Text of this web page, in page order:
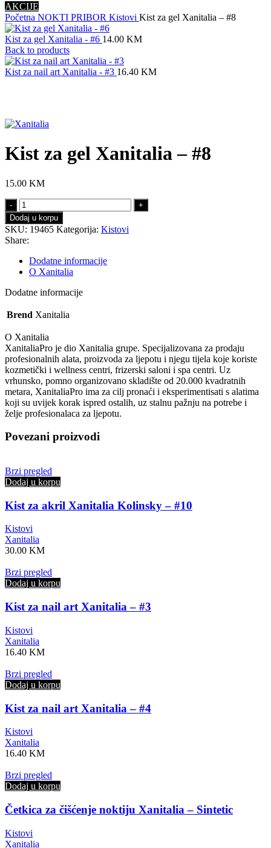
AKCIJE
Početna NOKTI PRIBOR Kistovi Kist za gel Xanitalia – #8
Kist za gel Xanitalia - #6 14.00 KM
Back to products
Kist za nail art Xanitalia - #3 16.40 KM
Kist za gel Xanitalia – #8
15.00 KM
Kist
za
gel
Xanitalia
-
#8
količina
Dodaj u korpu
SKU: 19465 Kategorija: Kistovi
Share:
Dodatne informacije
O Xanitalia
Dodatne informacije
Brend Xanitalia
O Xanitalia
XanitaliaPro je dio Xanitalia grupe. Specijalizovana za prodaju
profesionalnih alata, proizvoda za ljepotu i njegu tijela koje koriste
kozmetički i wellness centri, frizerski saloni i spa centri. Uz
vrhunsko, pomno organizovano skladište od 20.000 kvadratnih
metara, XanitaliaPro ima za cilj pronaći i eksperimentisati s alatima
koji su uvijek korak ispred ostalih, uz stalnu pažnju na potrebe i
želje profesionalaca za ljepotu.
Povezani proizvodi
Brzi pregled
Dodaj u korpu
Kist za akril Xanitalia Kolinsky – #10
Kistovi
Xanitalia
30.00 KM
Brzi pregled
Dodaj u korpu
Kist za nail art Xanitalia – #3
Kistovi
Xanitalia
16.40 KM
Brzi pregled
Dodaj u korpu
Kist za nail art Xanitalia – #4
Kistovi
Xanitalia
16.40 KM
Brzi pregled
Dodaj u korpu
Četkica za čišćenje noktiju Xanitalia – Sintetic
Kistovi
Xanitalia